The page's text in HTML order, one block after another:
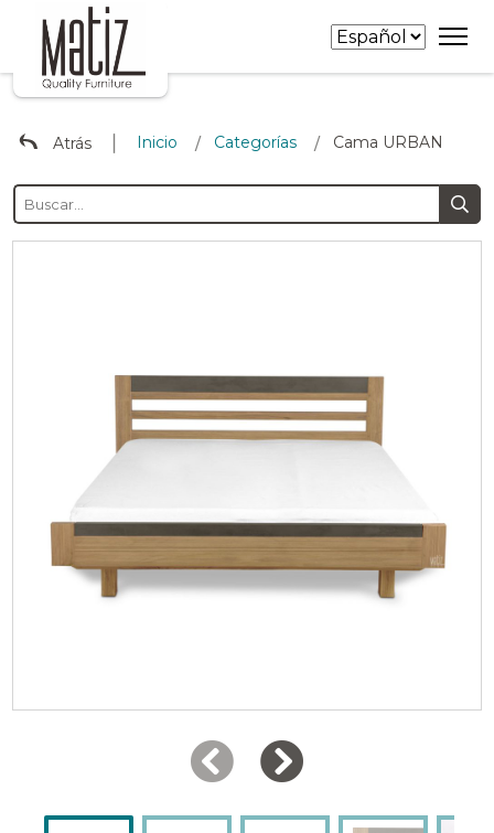
Atrás Inicio / Categorías / Cama URBAN